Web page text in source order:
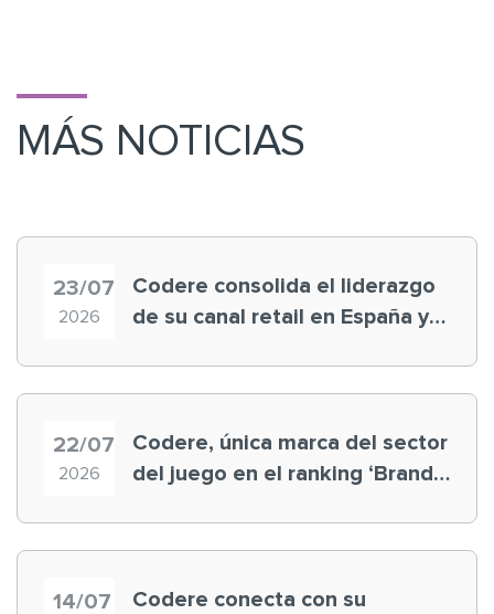
MÁS NOTICIAS
23/07
2026
Codere consolida el liderazgo
de su canal retail en España y
22/07
2026
Codere, única marca del sector
del juego en el ranking ‘Brand
14/07
Codere conecta con su